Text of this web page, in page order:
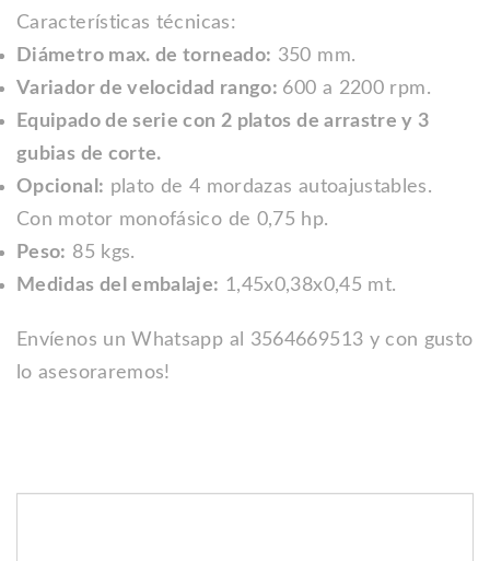
Características técnicas:
Diámetro max. de torneado: 350 mm.
Variador de velocidad rango: 600 a 2200 rpm.
Equipado de serie con 2 platos de arrastre y 3
gubias de corte.
Opcional: plato de 4 mordazas autoajustables.
Con motor monofásico de 0,75 hp.
Peso: 85 kgs.
Medidas del embalaje: 1,45x0,38x0,45 mt.
Envíenos un Whatsapp al 3564669513 y con gusto
lo asesoraremos!